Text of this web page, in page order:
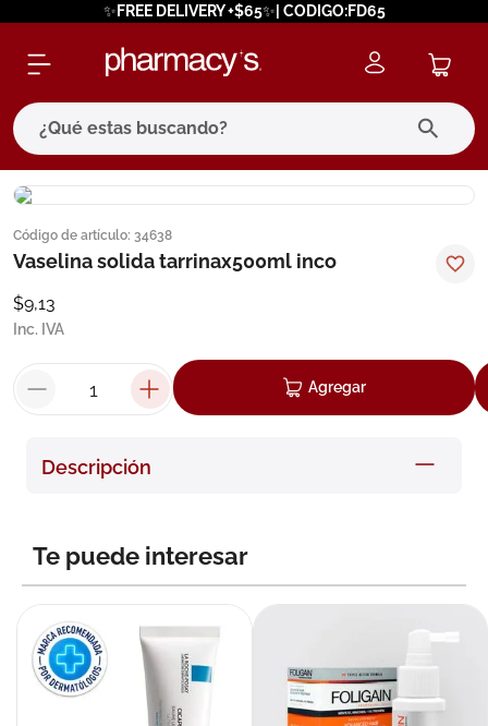
✨FREE DELIVERY +$65✨| CODIGO:FD65
¿Qué estas buscando?
Código de artículo: 34638
Vaselina solida tarrinax500ml inco
$9,13
Inc. IVA
Agregar
Descripción
Te puede interesar
términos más buscados
1. eucerin
3
cerave
7. isdin
megacistin
10.pañales